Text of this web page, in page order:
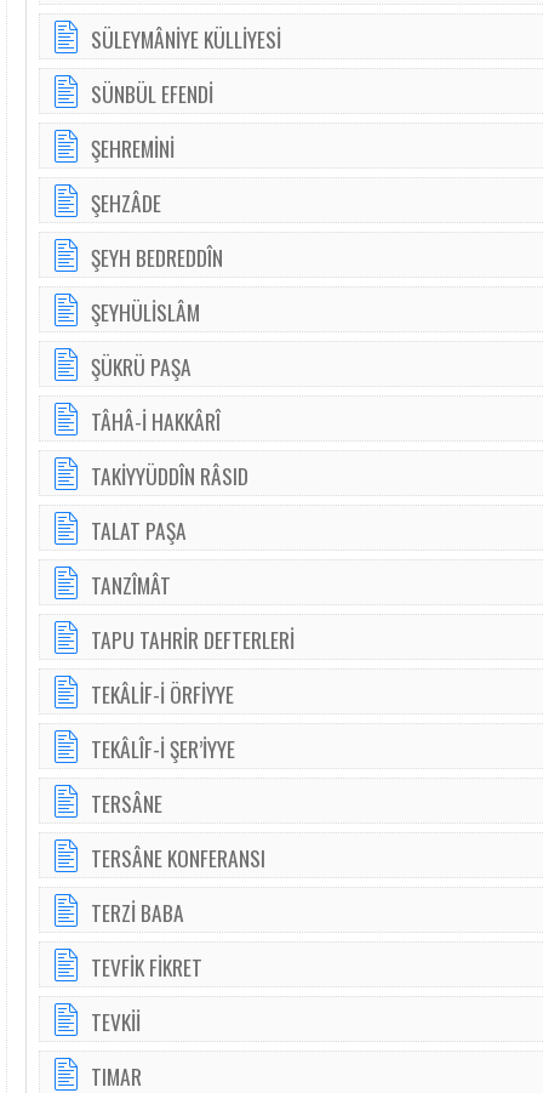
SÜLEYMÂNİYE KÜLLİYESİ
SÜNBÜL EFENDİ
ŞEHREMİNİ
ŞEHZÂDE
ŞEYH BEDREDDÎN
ŞEYHÜLİSLÂM
ŞÜKRÜ PAŞA
TÂHÂ-İ HAKKÂRÎ
TAKİYYÜDDÎN RÂSID
TALAT PAŞA
TANZÎMÂT
TAPU TAHRİR DEFTERLERİ
TEKÂLİF-İ ÖRFİYYE
TEKÂLÎF-İ ŞER’İYYE
TERSÂNE
TERSÂNE KONFERANSI
TERZİ BABA
TEVFİK FİKRET
TEVKİİ
TIMAR